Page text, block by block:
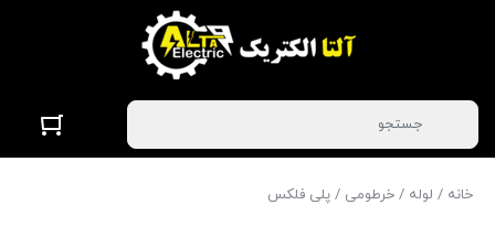
خانه / لوله / خرطومی / پلی فلکس